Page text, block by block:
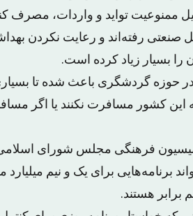
ممنوعیت تواید و ‌واردات، مصرف
صنعتی رفته‌اند و رعایت نکردن
بسیار زیاد کرده است.
در حوزه گردشگری باعث شده تا
این کشور مسافرت نکنند یا اگر
فرهنگی مجلس شورای اسلامی
برنامه‌هایی برای یک و نیم
برابر هستند.